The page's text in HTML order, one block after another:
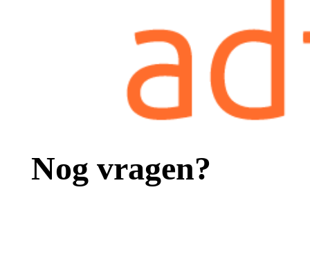
Nog vragen?